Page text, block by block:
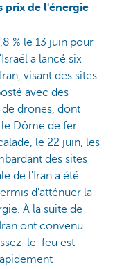
prix de l'énergie
% le 13 juin pour
a lancé six
visant des sites
avec des
de drones, dont
Dôme de fer
le 22 juin, les
des sites
de l'Iran a été
d'atténuer la
À la suite de
ont convenu
le-feu est